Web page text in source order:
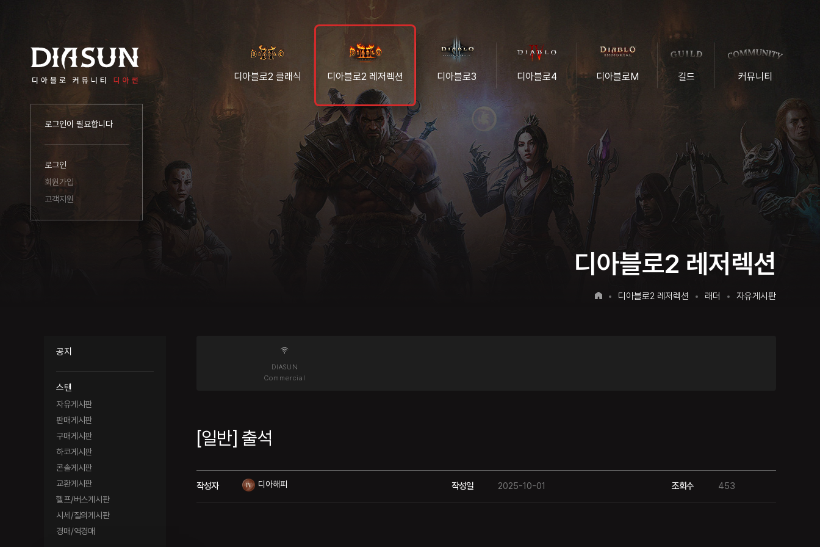
로그인이 필요합니다
로그인
회원가입
고객지원
디아블로2 클래식 디아블로2 레저렉션 디아블로3 디아블로4 디아블로M 길드 커뮤니티
디아블로2 레저렉션
디아블로2 레저렉션 래더 자유게시판
공지
스탠
자유게시판
판매게시판
구매게시판
하코게시판
콘솔게시판
교환게시판
헬프/버스게시판
시세/질의게시판
경매/역경매
DIASUN
Commercial
[일반] 출석
작성자 디아해피 작성일 2025-10-01 조회수 453